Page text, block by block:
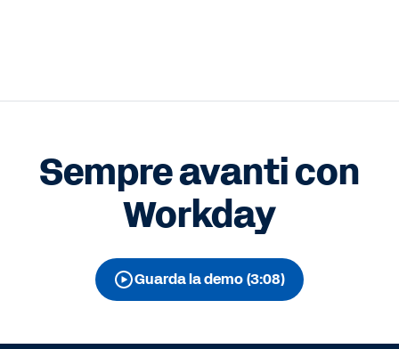
Sempre avanti con
Workday
Guarda la demo (3:08)